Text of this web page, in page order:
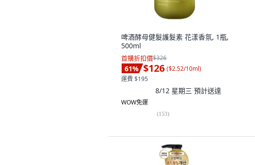
啤酒酵母健髮護髮素 花漾香氛, 1瓶,
500ml
首購折扣價$326
61% $126 ($2.52/10ml)
運費 $195
8/12 星期三 預計送達
WOW免運
(153)